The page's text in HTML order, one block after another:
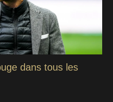
dans tous les